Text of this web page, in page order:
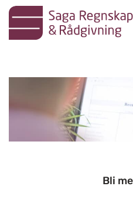
Skip
content
Bli